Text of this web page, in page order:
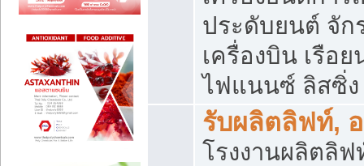
ประดับยนต์ จัก
เครื่องบิน เรือ
ไฟแนนซ์ ลิสซิ่ง
รับผลิตลิฟท์,
โรงงานผลิตลิ